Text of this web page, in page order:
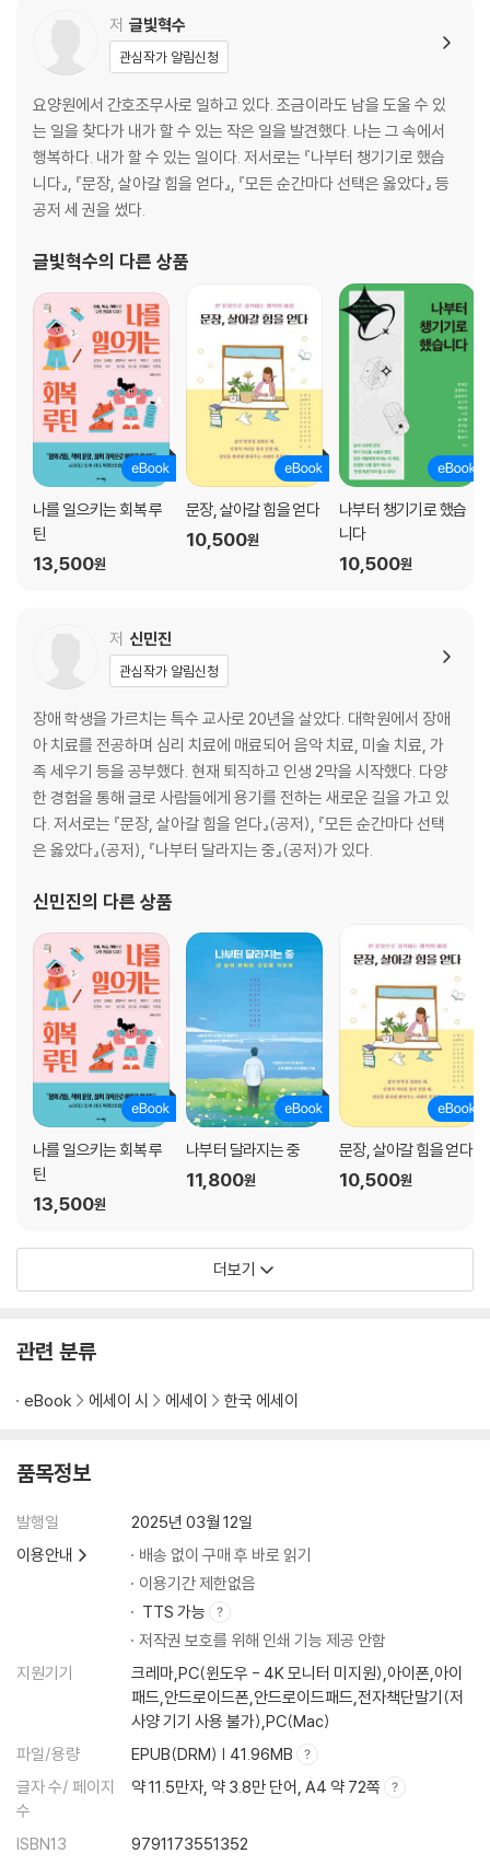
8. 꿈을 가진 사람은 무너지지 않는다
9. 내 손으로 선택의 문을 열어
10. 너의 선택을 응원한다
제4장. 내 삶이 대답했다, 다 괜찮다고
1. 늘 최선이라 믿으며
2. 그 순간만이 존재한다
3. 슈퍼우먼이 되기를 선택했다
4. 행복은 라디오 주파수
5. 마음이 이끄는 선택을 향해
6. 내 페이스로 뛴다
7. 시간을 어떻게 쓰는가
8. 엄마 뭐 하시니?
9. 모든 선택은 내게 선물이었다
10. 행복할 시간을 기다림
마치는 글
저 글빛혁수
관심작가 알림신청
요양원에서 간호조무사로 일하고 있다. 조금이라도 남을 도울 수 있
는 일을 찾다가 내가 할 수 있는 작은 일을 발견했다. 나는 그 속에서
행복하다. 내가 할 수 있는 일이다. 저서로는 『나부터 챙기기로 했습
니다』, 『문장, 살아갈 힘을 얻다』, 『모든 순간마다 선택은 옳았다』 등
공저 세 권을 썼다.
글빛혁수의 다른 상품
나를 일으키는 회복 루
틴
13,500원
문장, 살아갈 힘을 얻다
10,500원
나부터 챙기기로 했습
니다
10,500원
저 신민진
관심작가 알림신청
장애 학생을 가르치는 특수 교사로 20년을 살았다. 대학원에서 장애
아 치료를 전공하며 심리 치료에 매료되어 음악 치료, 미술 치료, 가
족 세우기 등을 공부했다. 현재 퇴직하고 인생 2막을 시작했다. 다양
한 경험을 통해 글로 사람들에게 용기를 전하는 새로운 길을 가고 있
다. 저서로는 『문장, 살아갈 힘을 얻다』(공저), 『모든 순간마다 선택
은 옳았다』(공저), 『나부터 달라지는 중』(공저)가 있다.
신민진의 다른 상품
나를 일으키는 회복 루
틴
13,500원
나부터 달라지는 중
11,800원
문장, 살아갈 힘을 얻다
10,500원
더보기
관련 분류
eBook 에세이 시 에세이 한국 에세이
품목정보
발행일
2025년 03월 12일
이용안내
배송 없이 구매 후 바로 읽기
이용기간 제한없음
TTS 가능
저작권 보호를 위해 인쇄 기능 제공 안함
지원기기
크레마,PC(윈도우 - 4K 모니터 미지원),아이폰,아이
패드,안드로이드폰,안드로이드패드,전자책단말기(저
사양 기기 사용 불가),PC(Mac)
파일/용량
EPUB(DRM) | 41.96MB
글자 수/ 페이지
수
약 11.5만자, 약 3.8만 단어, A4 약 72쪽
ISBN13 9791173551352